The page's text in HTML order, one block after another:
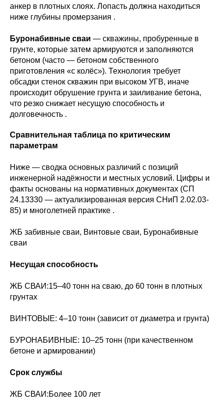
анкер в плотных слоях. Лопасть должна находиться
ниже глубины промерзания .
Буронабивные сваи — скважины, пробуренные в
грунте, которые затем армируются и заполняются
бетоном (часто — бетоном собственного
приготовления «с колёс»). Технология требует
обсадки стенок скважин при высоком УГВ, иначе
происходит обрушение грунта и заиливание бетона,
что резко снижает несущую способность и
долговечность .
Сравнительная таблица по критическим
параметрам
Ниже — сводка основных различий с позиций
инженерной надёжности и местных условий. Цифры и
факты основаны на нормативных документах (СП
24.13330 — актуализированная версия СНиП 2.02.03-
85) и многолетней практике .
ЖБ забивные сваи, Винтовые сваи, Буронабивные
сваи
Несущая способность
ЖБ СВАИ:15–40 тонн на сваю, до 60 тонн в плотных
грунтах
ВИНТОВЫЕ: 4–10 тонн (зависит от диаметра и грунта)
БУРОНАБИВНЫЕ: 10–25 тонн (при качественном
бетоне и армировании)
Срок службы
ЖБ СВАИ:Более 100 лет